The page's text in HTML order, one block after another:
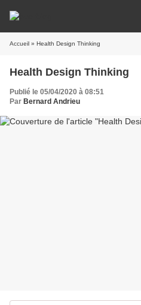
Accueil » Health Design Thinking
Health Design Thinking
Publié le 05/04/2020 à 08:51
Par Bernard Andrieu